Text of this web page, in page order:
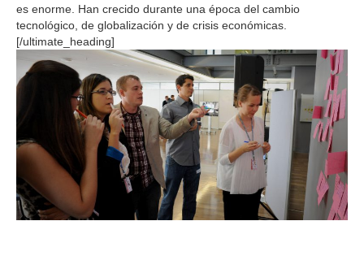
es enorme. Han crecido durante una época del cambio
tecnológico, de globalización y de crisis económicas.
[/ultimate_heading]